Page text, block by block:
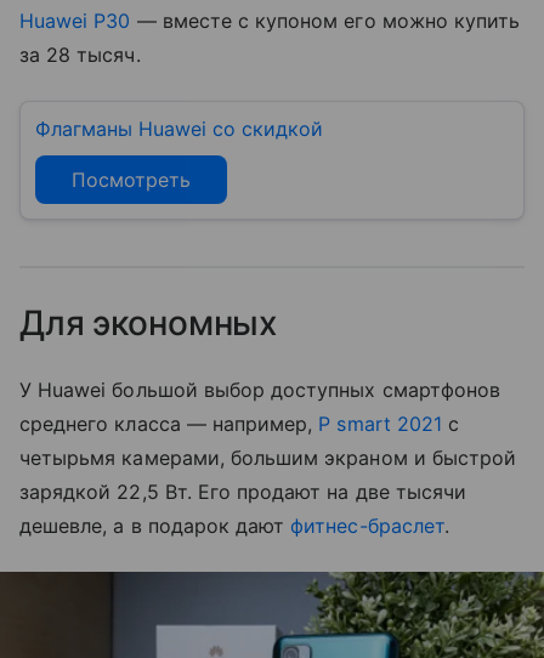
Huawei P30 — вместе с купоном его можно купить
за 28 тысяч.
Флагманы Huawei со скидкой
Посмотреть
Для экономных
У Huawei большой выбор доступных смартфонов
среднего класса — например, P smart 2021 с
четырьмя камерами, большим экраном и быстрой
зарядкой 22,5 Вт. Его продают на две тысячи
дешевле, а в подарок дают фитнес-браслет.